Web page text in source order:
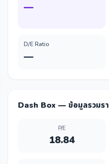
—
D/E Ratio
—
Dash Box — ข้อมูลรวมร
P/E
18.84